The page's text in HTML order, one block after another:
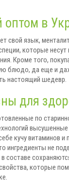
оптом в
свой язык,
которые несут
Кроме того,
блюдо, да еще и
настоящий шедевр.
для
по
высушенные
кучу витаминов и
ингредиенты не
составе
которые